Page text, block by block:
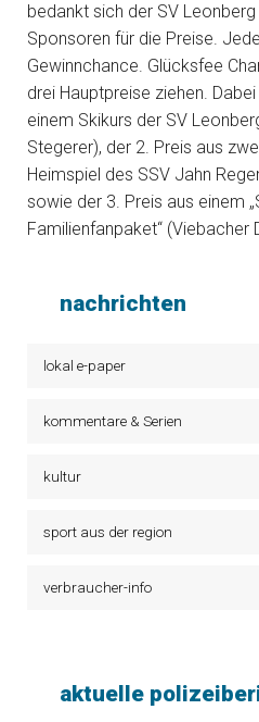
bedankt sich der SV
Sponsoren für die Preise.
Gewinnchance. Glücksfee
drei Hauptpreise ziehen.
einem Skikurs der SV
Stegerer), der 2. Preis aus
Heimspiel des SSV Jahn
sowie der 3. Preis aus einem
Familienfanpaket“ (Viebacher
nachrichten
lokal e-paper
kommentare & Serien
kultur
sport aus der region
verbraucher-info
aktuelle